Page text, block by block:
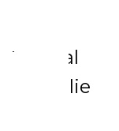
vooral
familie
de